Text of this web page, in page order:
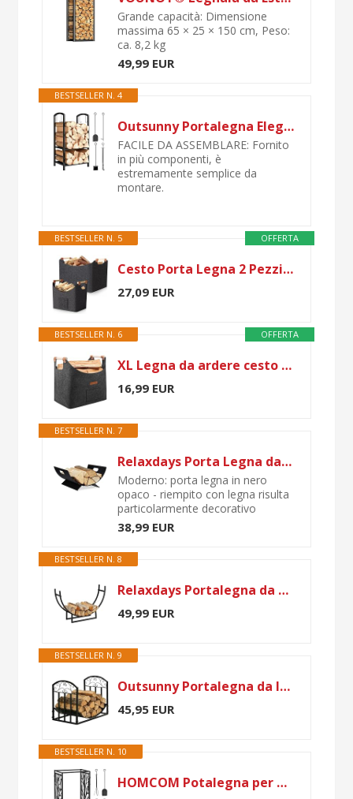
Grande capacità: Dimensione
massima 65 × 25 × 150 cm, Peso:
ca. 8,2 kg
49,99 EUR
BESTSELLER N. 4
Outsunny Portalegna Elegante in Metallo Su 2 Livelli Con 4 Utensili da Camino Robusto e di Qualità 40x30x74.5cm Nero
FACILE DA ASSEMBLARE: Fornito
in più componenti, è
estremamente semplice da
montare.
OFFERTA
BESTSELLER N. 5
Cesto Porta Legna 2 Pezzi 67L & 96L – Cesto in Feltro con Manici, 50×32×40 cm & 60×40×40 cm, Borsa Pieghevole per Camino, Legna, Giochi e Coperta
27,09 EUR
OFFERTA
BESTSELLER N. 6
XL Legna da ardere cesto in feltro extra spesso e manico rinforzato | cesta per legna da interno | Cesto pieghevole in legno borsa in feltro come cesto per la spesa, giornali (Nero)
16,99 EUR
BESTSELLER N. 7
Relaxdays Porta Legna da Interno in Metallo, Accessorio Moderno da Caminetto, Portalegna da Terra, 18,5x40,5x33, Nero
Moderno: porta legna in nero
opaco - riempito con legna risulta
particolarmente decorativo
38,99 EUR
BESTSELLER N. 8
Relaxdays Portalegna da Camino, Semi-Rotondo, per Interni, Acciaio Rivestito a Polvere, HLP 55x92x21 cm, Nero
49,99 EUR
BESTSELLER N. 9
Outsunny Portalegna da Interno ed Esterno in Metallo con Ripiano Curvo, Fino 60kg di Legna, Nero, 60.5x36x46.5cm
45,95 EUR
BESTSELLER N. 10
HOMCOM Potalegna per Camino in Acciaio e Antiruggine, Porta Legna per Interni ed Esterni con Design Elegante e 4 Attrezzi, 46x30x70 cm, Nero